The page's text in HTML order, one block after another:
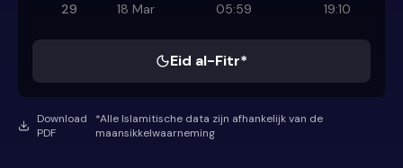
29
18 Mar 05:59 19:10
Eid al-Fitr*
Download
PDF
*Alle Islamitische data zijn afhankelijk van de
maansikkelwaarneming